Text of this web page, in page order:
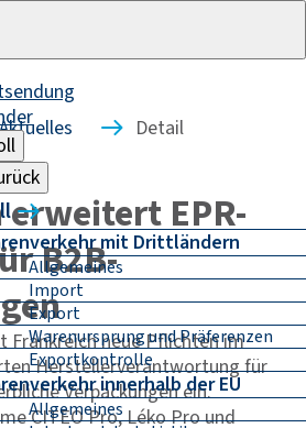
mit Drittländern
Allgemeines
Import
Export
Warenursprung und Präferenzen
Exportkontrolle
innerhalb der EU
Allgemeines
Aktuelles
Detail
EPR-
B2B-
Frankreich neue Pflichten im
Herstellerverantwortung für
Verpackungen ein.
CITEO Pro, Léko Pro und